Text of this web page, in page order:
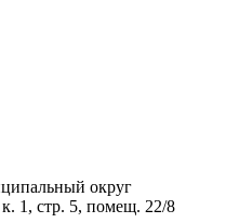
округ
1, стр. 5, помещ. 22/8